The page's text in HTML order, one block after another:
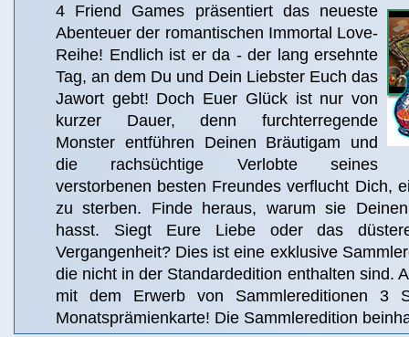
4 Friend Games präsentiert das neueste
Abenteuer der romantischen Immortal Love-
Reihe! Endlich ist er da - der lang ersehnte
Tag, an dem Du und Dein Liebster Euch das
Jawort gebt! Doch Euer Glück ist nur von
kurzer Dauer, denn furchterregende
Monster entführen Deinen Bräutigam und
die rachsüchtige Verlobte seines
verstorbenen besten Freundes verflucht Dich,
zu sterben. Finde heraus, warum sie
hasst. Siegt Eure Liebe oder das
Vergangenheit? Dies ist eine exklusive
die nicht in der Standardedition enthalten sind.
mit dem Erwerb von Sammlereditionen 3
Monatsprämienkarte! Die Sammleredition